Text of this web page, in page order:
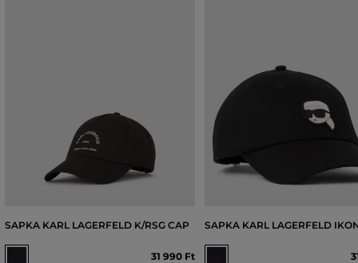
SAPKA KARL LAGERFELD K/RSG CAP
31 990 Ft
SAPKA KARL LAGERFELD